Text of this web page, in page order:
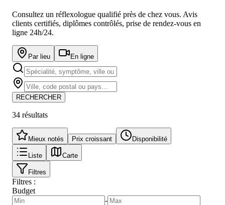
Consultez un réflexologue qualifié près de chez vous. Avis
clients certifiés, diplômes contrôlés, prise de rendez-vous en
ligne 24h/24.
Par lieu En ligne
RECHERCHER
34 résultats
Mieux notés Prix croissant Disponibilité
Liste Carte
Filtres
Filtres :
Budget
-